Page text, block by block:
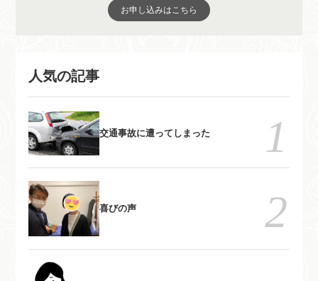
お申し込みはこちら
人気の記事
交通事故に遭ってしまった
喜びの声